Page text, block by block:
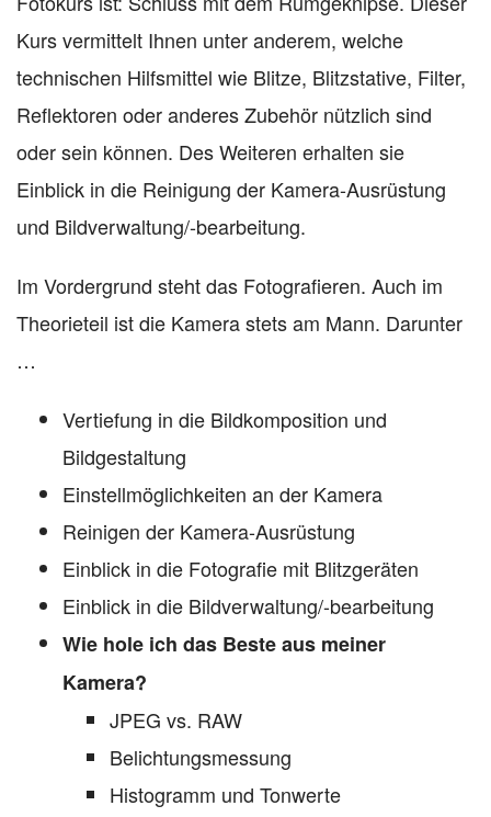
Kurs vermittelt Ihnen unter anderem, welche
technischen Hilfsmittel wie Blitze, Blitzstative, Filter,
Reflektoren oder anderes Zubehör nützlich sind
oder sein können. Des Weiteren erhalten sie
Einblick in die Reinigung der Kamera-Ausrüstung
und Bildverwaltung/-bearbeitung.
Im Vordergrund steht das Fotografieren. Auch im
Theorieteil ist die Kamera stets am Mann. Darunter
…
Vertiefung in die Bildkomposition und
Bildgestaltung
Einstellmöglichkeiten an der Kamera
Reinigen der Kamera-Ausrüstung
Einblick in die Fotografie mit Blitzgeräten
Einblick in die Bildverwaltung/-bearbeitung
Wie hole ich das Beste aus meiner
Kamera?
JPEG vs. RAW
Belichtungsmessung
Histogramm und Tonwerte